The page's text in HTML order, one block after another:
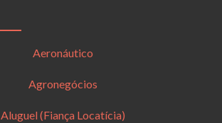
Aeronáutico
Agronegócios
Aluguel (Fiança Locatícia)